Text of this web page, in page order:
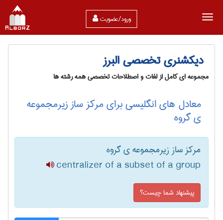
ورود/عضویت
دیکشنری تخصصی البرز
مجموعه ای کامل از لغات و اصطلاحات تخصصی همه رشته ها
معادل های انگلیسی برای مرکز ساز زیرمجموعه
ی گروه
مرکز ساز زیرمجموعه ی گروه
centralizer of a subset of a group
پیشنهاد شما چیست؟